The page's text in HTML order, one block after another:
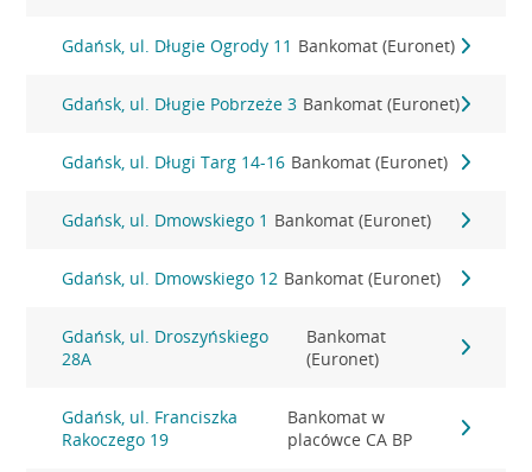
Gdańsk, ul. Długie Ogrody 11 Bankomat (Euronet)
Gdańsk, ul. Długie Pobrzeże 3 Bankomat (Euronet)
Gdańsk, ul. Długi Targ 14-16 Bankomat (Euronet)
Gdańsk, ul. Dmowskiego 1 Bankomat (Euronet)
Gdańsk, ul. Dmowskiego 12 Bankomat (Euronet)
Gdańsk, ul. Droszyńskiego
28A
Bankomat
(Euronet)
Gdańsk, ul. Franciszka
Rakoczego 19
Bankomat w
placówce CA BP